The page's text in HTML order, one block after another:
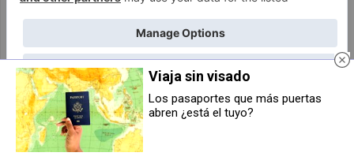
Caballero (UPN) reprocha a Geroa
Bai su «empeño en bloquear
infraestructuras clave» en
referencia a Yesa
Una mujer de 34 años resulta
Viaja sin visado
Los pasaportes que más puertas
abren ¿está el tuyo?